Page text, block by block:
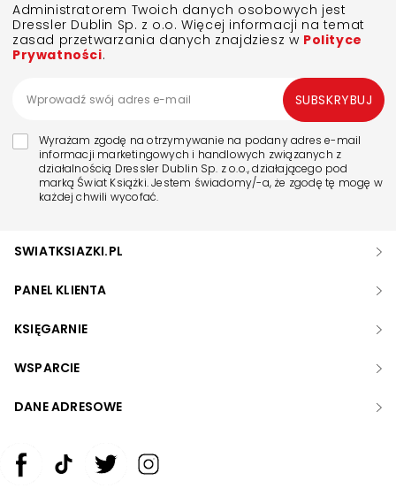
Administratorem Twoich danych osobowych jest
Dressler Dublin Sp. z o.o. Więcej informacji na temat
zasad przetwarzania danych znajdziesz w Polityce
Prywatności.
Wyrażam zgodę na otrzymywanie na podany adres e-mail
informacji marketingowych i handlowych związanych z
działalnością Dressler Dublin Sp. z o.o., działającego pod
marką Świat Książki. Jestem świadomy/-a, że zgodę tę mogę w
każdej chwili wycofać.
SUBSKRYBUJ
SWIATKSIAZKI.PL
PANEL KLIENTA
KSIĘGARNIE
WSPARCIE
DANE ADRESOWE
Zwiększ rozmiar czcionki